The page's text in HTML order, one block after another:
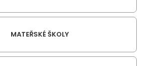
MATEŘSKÉ ŠKOLY